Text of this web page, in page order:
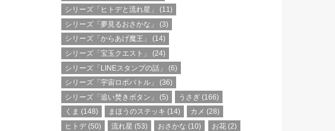
シリーズ「ヒトデと流れ星」
(11)
シリーズ「夢見るおさかな」
(3)
シリーズ「からあげ魔王」
(14)
シリーズ「宝玉クエスト」
(24)
シリーズ「LINEスタンプの話」
(6)
シリーズ「宇宙ロボバトル」
(36)
シリーズ「追い焚きボタン」
(5) うさぎ (166)
くま (148) まほうのステッキ (14) カメ (28)
ヒトデ (50) 流れ星 (53) おさかな (10) お花(2)